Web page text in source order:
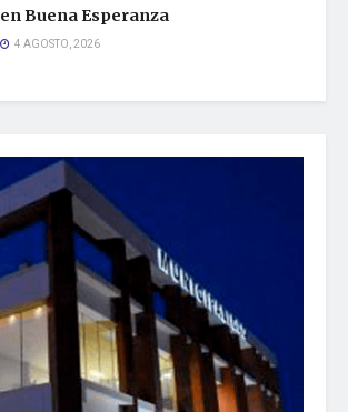
en Buena Esperanza
4 AGOSTO, 2026